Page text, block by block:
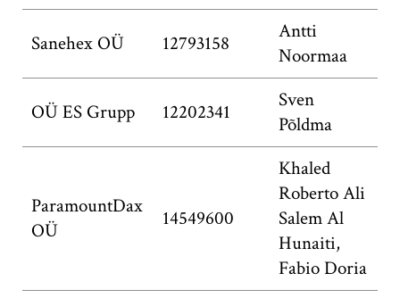
Sanehex OÜ 12793158
Antti
Noormaa
OÜ ES Grupp 12202341
Sven
Põldma
ParamountDax
OÜ
14549600
Khaled
Roberto Ali
Salem Al
Hunaiti,
Fabio Doria